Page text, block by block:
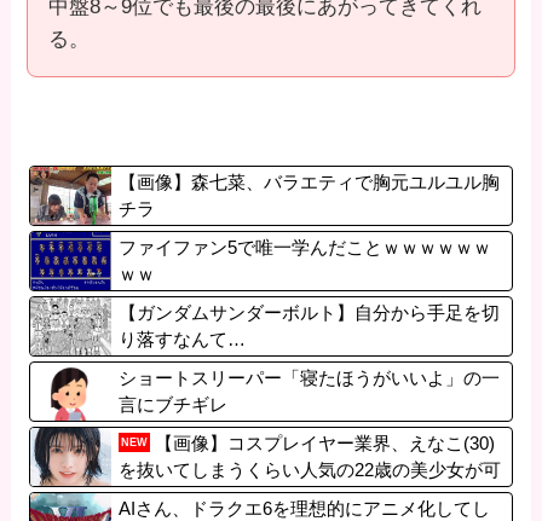
中盤8～9位でも最後の最後にあがってきてくれ
る。
【画像】森七菜、バラエティで胸元ユルユル胸
チラ
ファイファン5で唯一学んだことｗｗｗｗｗｗ
ｗｗ
【ガンダムサンダーボルト】自分から手足を切
り落すなんて…
ショートスリーパー「寝たほうがいいよ」の一
言にブチギレ
NEW
【画像】コスプレイヤー業界、えなこ(30)
を抜いてしまうくらい人気の22歳の美少女が可
愛すぎる
AIさん、ドラクエ6を理想的にアニメ化してし